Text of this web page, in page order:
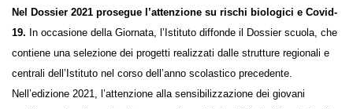
Nel Dossier 2021 prosegue l’attenzione su rischi biologici e Covid-
19. In occasione della Giornata, l’Istituto diffonde il Dossier scuola, che
contiene una selezione dei progetti realizzati dalle strutture regionali e
centrali dell’Istituto nel corso dell’anno scolastico precedente.
Nell’edizione 2021, l’attenzione alla sensibilizzazione dei giovani